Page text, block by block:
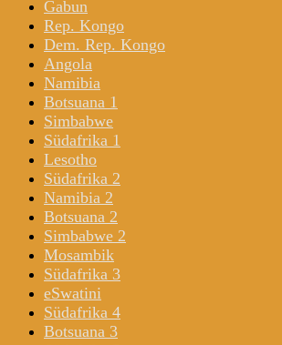
Gabun
Rep. Kongo
Dem. Rep. Kongo
Angola
Namibia
Botsuana 1
Simbabwe
Südafrika 1
Lesotho
Südafrika 2
Namibia 2
Botsuana 2
Simbabwe 2
Mosambik
Südafrika 3
eSwatini
Südafrika 4
Botsuana 3